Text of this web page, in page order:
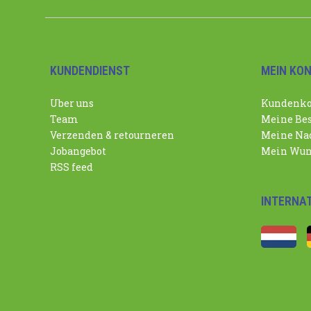
KUNDENDIENST
Uber uns
Team
Verzenden & retourneren
Jobangebot
RSS feed
MEIN
Meine
Meine
Mein